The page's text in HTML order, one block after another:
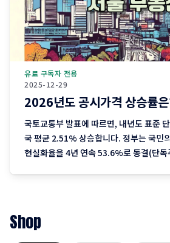
2025-12-29
유료 구독자 전용
2026년도 공시가격 상승률
국토교통부 발표에 따르면, 내년도 표준
국 평균 2.51% 상승합니다. 정부는 국민
현실화율을 4년 연속 53.6%로 동결(단
Shop